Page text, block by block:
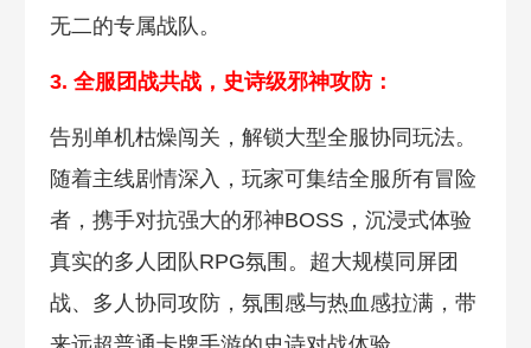
无二的专属战队。
3. 全服团战共战，史诗级邪神攻防：
告别单机枯燥闯关，解锁大型全服协同玩法。
随着主线剧情深入，玩家可集结全服所有冒险
者，携手对抗强大的邪神BOSS，沉浸式体验
真实的多人团队RPG氛围。超大规模同屏团
战、多人协同攻防，氛围感与热血感拉满，带